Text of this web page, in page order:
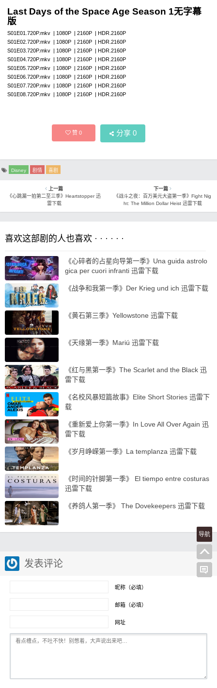
Last Days of the Space Age Season 1无字幕
版
S01E01.720P.mkv | 1080P | 2160P | HDR.2160P
S01E02.720P.mkv | 1080P | 2160P | HDR.2160P
S01E03.720P.mkv | 1080P | 2160P | HDR.2160P
S01E04.720P.mkv | 1080P | 2160P | HDR.2160P
S01E05.720P.mkv | 1080P | 2160P | HDR.2160P
S01E06.720P.mkv | 1080P | 2160P | HDR.2160P
S01E07.720P.mkv | 1080P | 2160P | HDR.2160P
S01E08.720P.mkv | 1080P | 2160P | HDR.2160P
赞0 分享 0
Disney 剧情 喜剧
上一篇
《心跳漏一拍第二至三季》Heartstopper 迅
雷下载
下一篇
《战斗之夜：百万美元大盗第一季》Fight Nig
ht: The Million Dollar Heist 迅雷下载
喜欢这部剧的人也喜欢 · · · · · ·
《心碎者的占星向导第一季》Una guida astrolo
gica per cuori infranti 迅雷下载
《战争和我第一季》Der Krieg und ich 迅雷下载
《黄石第三季》Yellowstone 迅雷下载
《天缘第一季》Mariú 迅雷下载
《红与黑第一季》The Scarlet and the Black 迅
雷下载
《名校风暴短篇故事》Elite Short Stories 迅雷下
载
《重新爱上你第一季》In Love All Over Again 迅
雷下载
《岁月峥嵘第一季》La templanza 迅雷下载
《时间的针脚第一季》 El tiempo entre costuras
迅雷下载
《养鸽人第一季》 The Dovekeepers 迅雷下载
发表评论
昵称（必填）
邮箱（必填）
网址
导航